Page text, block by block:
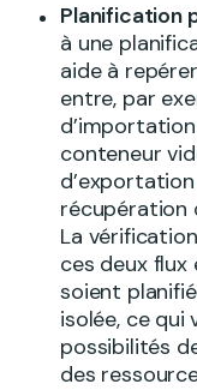
Planification
à une
aide à
entre, par
conteneur
récupération
La
ces deux
soient
isolée, ce qui
possibilités
des